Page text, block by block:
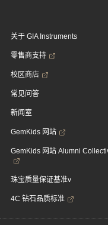
关于 GIA Instruments
零售商支持
校区商店
常见问答
新闻室
GemKids 网站
GemKids 网站 Alumni
珠宝质量保证基准v
4C 钻石品质标准